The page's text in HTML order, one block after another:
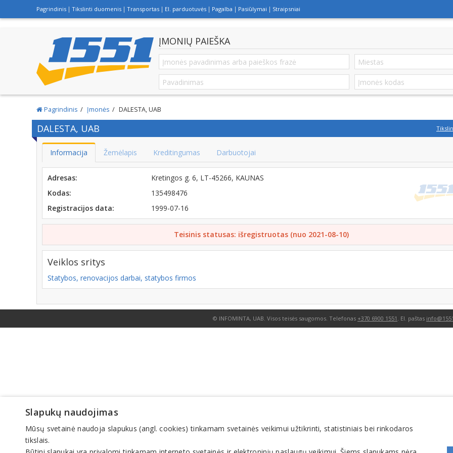
Pagrindinis Tikslinti duomenis Transportas El. parduotuvės Pagalba Pasiūlymai Straipsniai
ĮMONIŲ PAIEŠKA
Pagrindinis Įmonės DALESTA, UAB
DALESTA, UAB
Informacija Žemėlapis Kreditingumas Darbuotojai
Adresas:
Kretingos g. 6, LT-45266, KAUNAS
Kodas:
135498476
Registracijos data:
1999-07-16
Teisinis statusas: išregistruotas (nuo 2021-08-10)
Veiklos sritys
Statybos, renovacijos darbai, statybos firmos
© INFOMINTA, UAB. Visos teisės saugomos. Telefonas +370 6900 1551 . El. paštas
Slapukų naudojimas
Mūsų svetainė naudoja slapukus (angl. cookies) tinkamam svetainės veikimui užtikrinti, statistiniais bei rinkodaros
tikslais.